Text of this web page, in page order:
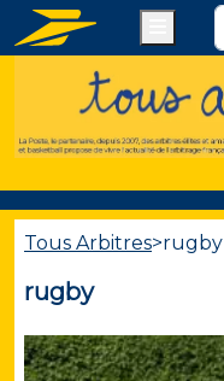
Tous Arbitres>rugby
rugby